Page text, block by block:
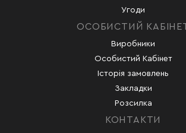
Угоди
ОСОБИСТИЙ
Виробники
Особистий Кабінет
Історія замовлень
Закладки
Розсилка
КОНТАКТИ